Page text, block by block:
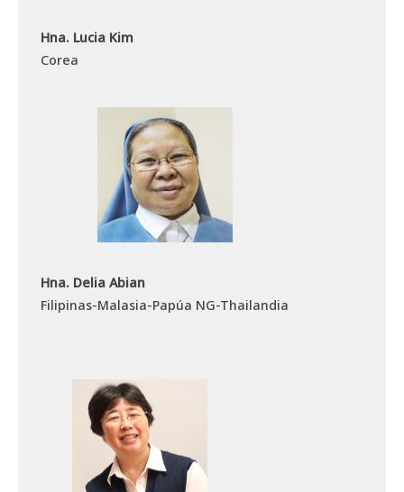
Hna. Lucia Kim
Corea
Hna. Delia Abian
Filipinas-Malasia-Papúa NG-Thailandia